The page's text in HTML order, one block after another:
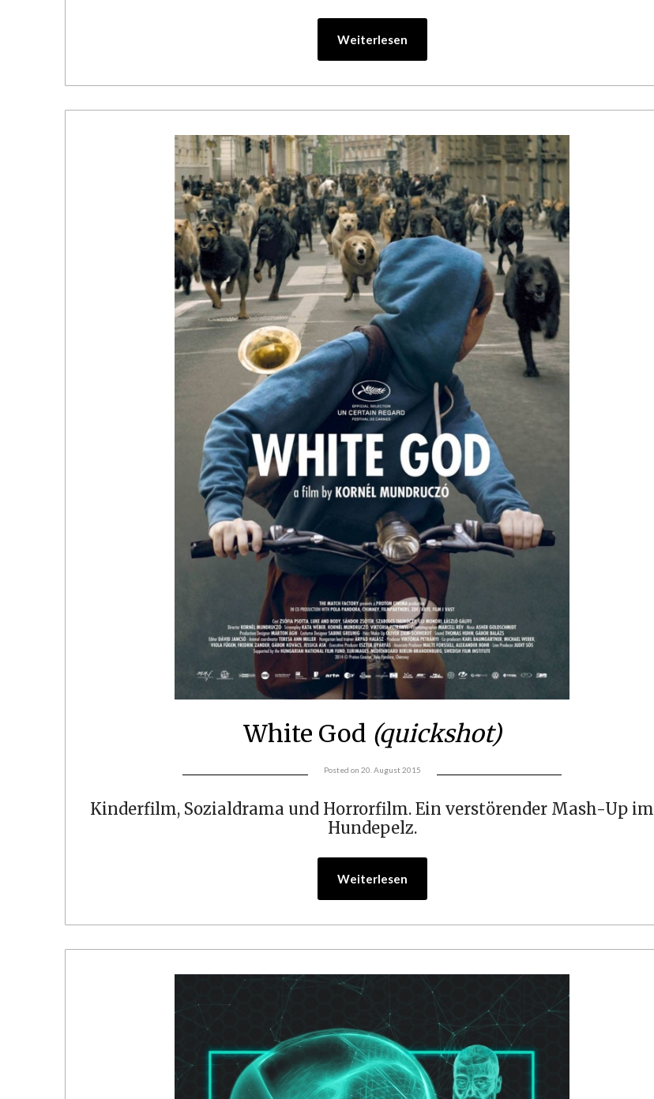
Weiterlesen
White God (quickshot)
Posted on 20. August 2015
Kinderfilm, Sozialdrama und Horrorfilm. Ein verstörender Mash-Up im
Hundepelz.
Weiterlesen